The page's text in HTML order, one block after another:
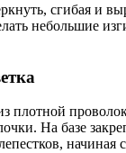
сгибая и
небольшие
плотной
На базе
начиная